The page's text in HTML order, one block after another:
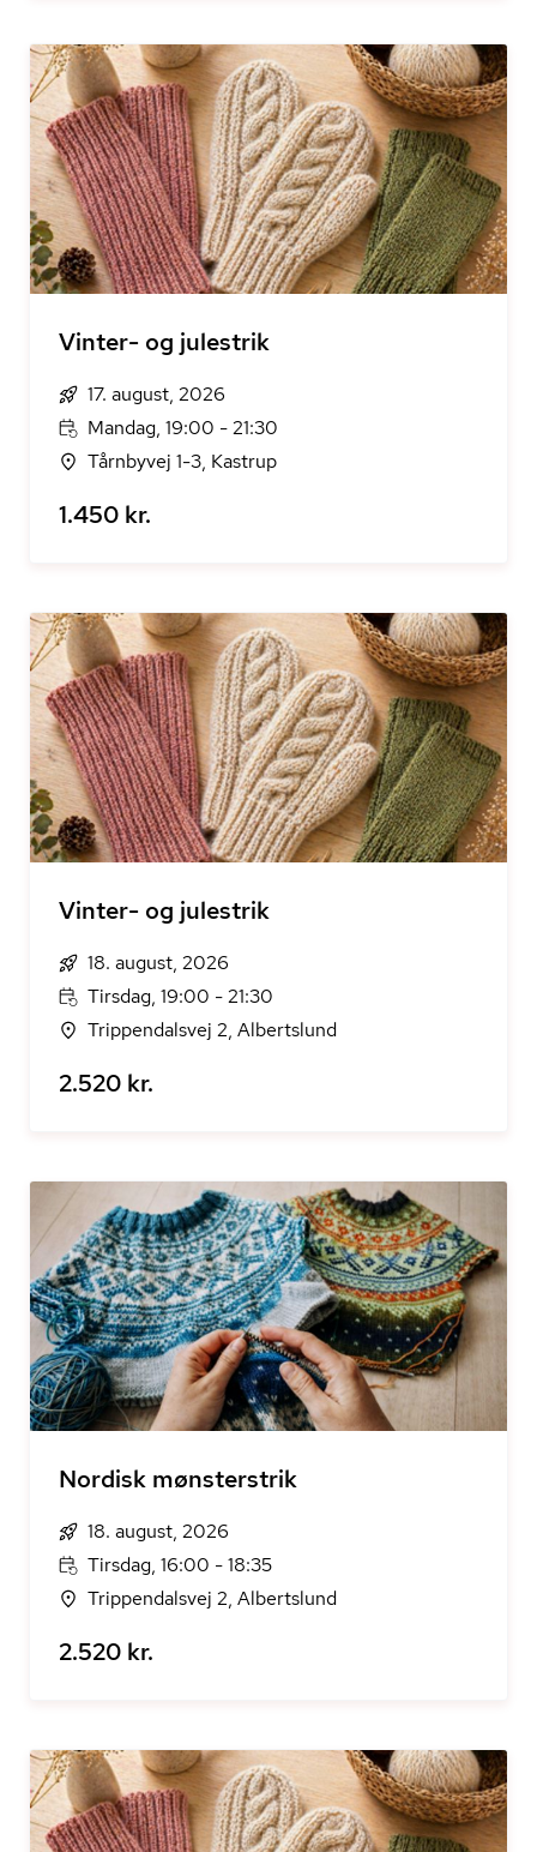
Vinter- og julestrik
17. august, 2026
Mandag, 19:00 - 21:30
Tårnbyvej 1-3, Kastrup
1.450 kr.
Vinter- og julestrik
18. august, 2026
Tirsdag, 19:00 - 21:30
Trippendalsvej 2, Albertslund
2.520 kr.
Nordisk mønsterstrik
18. august, 2026
Tirsdag, 16:00 - 18:35
Trippendalsvej 2, Albertslund
2.520 kr.